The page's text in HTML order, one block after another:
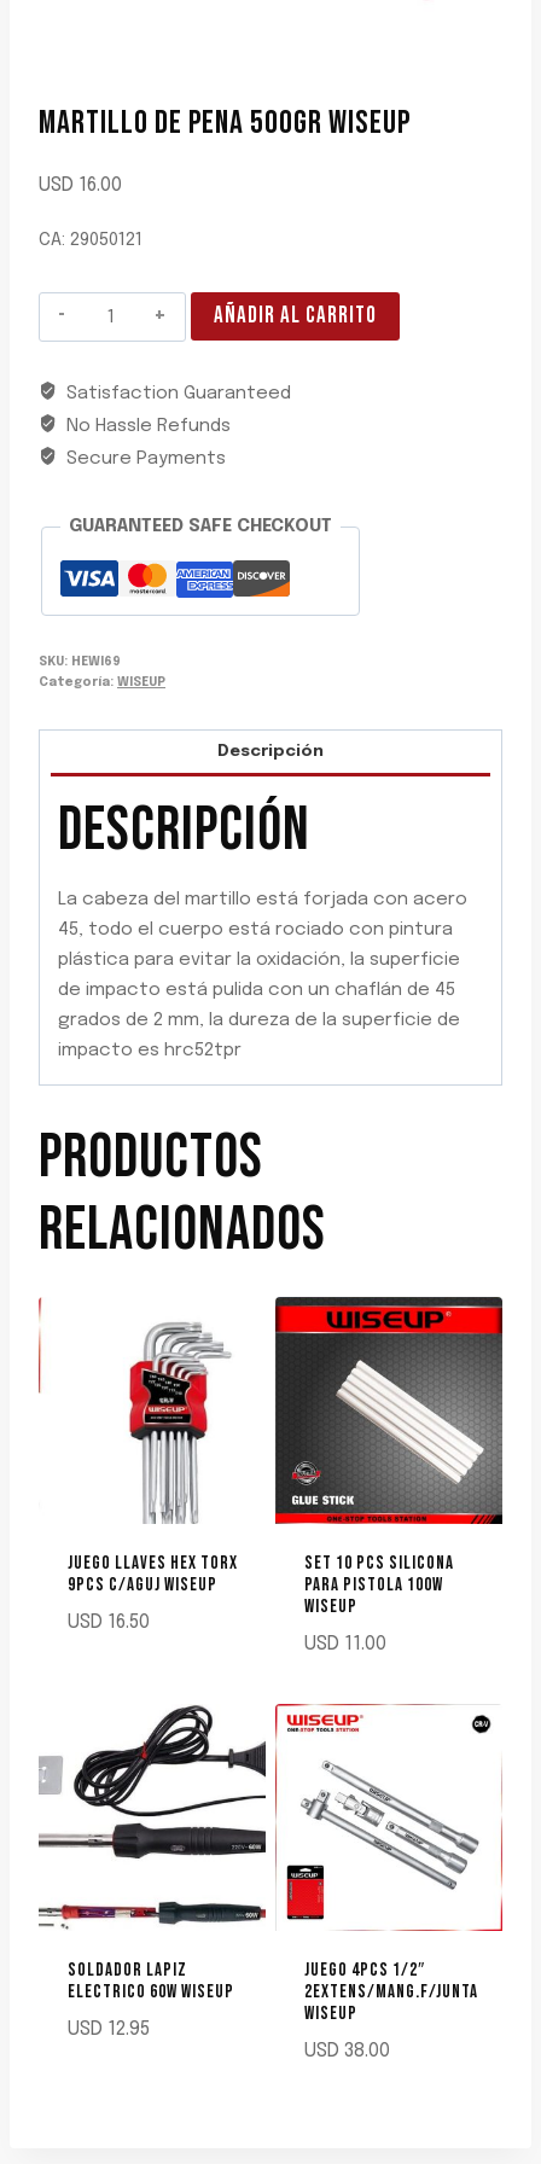
MARTILLO DE PENA 500GR WISEUP
USD 16.00
CA: 29050121
MARTILLO
DE
500GR
WISEUP
cantidad
AÑADIR AL CARRITO
Satisfaction Guaranteed
No Hassle Refunds
Secure Payments
GUARANTEED SAFE CHECKOUT
SKU: HEWI69
Categoría: WISEUP
Descripción
DESCRIPCIÓN
La cabeza del martillo está forjada con acero
45, todo el cuerpo está rociado con pintura
plástica para evitar la oxidación, la superficie
de impacto está pulida con un chaflán de 45
grados de 2 mm, la dureza de la superficie de
impacto es hrc52tpr
PRODUCTOS
RELACIONADOS
JUEGO LLAVES HEX TORX
9PCS C/AGUJ WISEUP
USD 16.50
SET 10 PCS SILICONA
PARA PISTOLA 100W
WISEUP
USD 11.00
SOLDADOR LAPIZ
ELECTRICO 60W WISEUP
USD 12.95
JUEGO 4PCS 1/2″
2EXTENS/MANG.F/JUNTA
WISEUP
USD 38.00